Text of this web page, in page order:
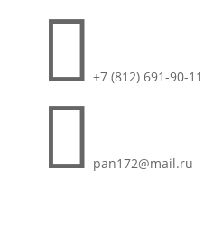
 +7 (812) 691-90-11
 pan172@mail.ru